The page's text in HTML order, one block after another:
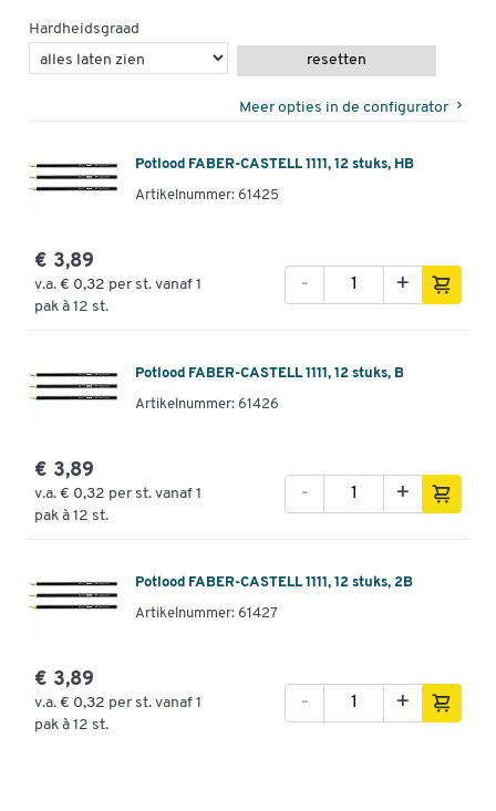
Hardheidsgraad
resetten
Meer opties in de configurator
Potlood FABER-CASTELL 1111, 12 stuks, HB
Artikelnummer: 61425
€ 3,89
v.a. € 0,32 per st. vanaf 1
pak à 12 st.
+
-
Potlood FABER-CASTELL 1111, 12 stuks, B
Artikelnummer: 61426
€ 3,89
v.a. € 0,32 per st. vanaf 1
pak à 12 st.
+
-
Potlood FABER-CASTELL 1111, 12 stuks, 2B
Artikelnummer: 61427
€ 3,89
v.a. € 0,32 per st. vanaf 1
pak à 12 st.
+
-